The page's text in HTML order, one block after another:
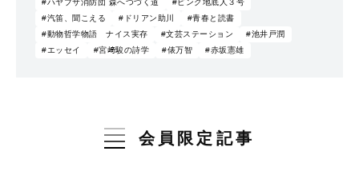
#ハヤブサ消防団 森へつづく道
#ピンク地底人３号
#汽笛、聞こえる
#ドリアン助川
#青春と読書
#動物哲学物語 ナイス実存
#文芸ステーション
#池井戸潤
#エッセイ
#宮﨑駿の詩学 #俵万智 #赤坂憲雄
会員限定記事